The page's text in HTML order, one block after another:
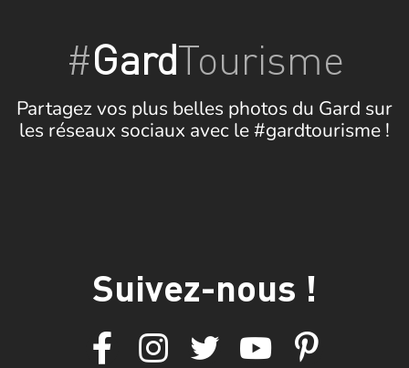
#GardTourisme
Partagez vos plus belles photos du Gard sur
les réseaux sociaux avec le #gardtourisme !
Suivez-nous !